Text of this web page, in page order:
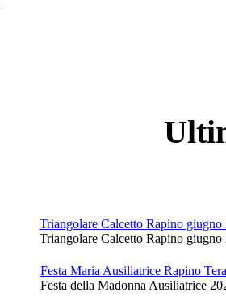
Triangolare Calcetto Rapino giugno
Triangolare Calcetto Rapino giugno
Festa Maria Ausiliatrice Rapino
Festa della Madonna Ausiliatrice